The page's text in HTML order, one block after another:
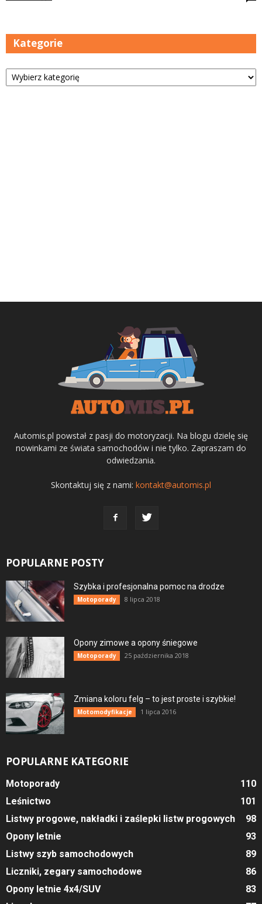
Kategorie
Kategorie
Automis.pl powstał z pasji do motoryzacji. Na blogu dzielę się
nowinkami ze świata samochodów i nie tylko. Zapraszam do
odwiedzania.
Skontaktuj się z nami: kontakt@automis.pl
POPULARNE POSTY
Szybka i profesjonalna pomoc na drodze
Motoporady 8 lipca 2018
Opony zimowe a opony śniegowe
Motoporady 25 października 2018
Zmiana koloru felg – to jest proste i szybkie!
Motomodyfikacje 1 lipca 2016
POPULARNE KATEGORIE
Motoporady
110
Leśnictwo
101
Listwy progowe, nakładki i zaślepki listw progowych
98
Opony letnie
93
Listwy szyb samochodowych
89
Liczniki, zegary samochodowe
86
Opony letnie 4x4/SUV
83